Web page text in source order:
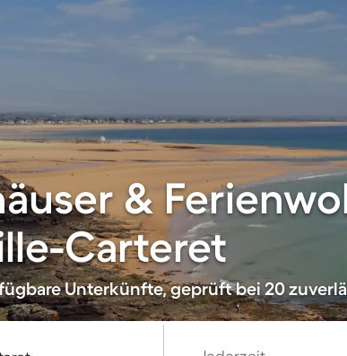
&
Carteret
Unterkünfte, geprüft bei 20